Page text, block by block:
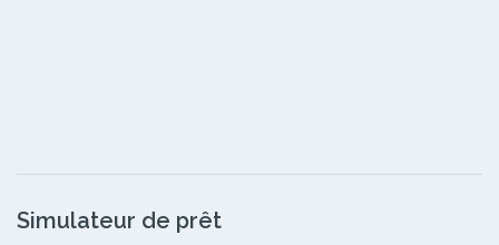
Simulateur de prêt